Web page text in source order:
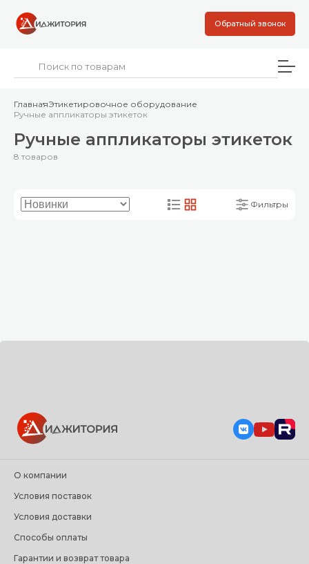
Обратный звонок
ГлавнаяЭтикетировочное оборудование
Ручные аппликаторы этикеток
Ручные аппликаторы этикеток
8 товаров
Фильтры
О компании
Условия поставок
Условия доставки
Способы оплаты
Гарантии и возврат товара